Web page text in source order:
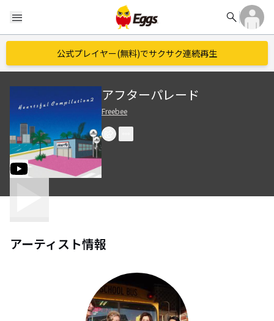
menu search
公式プレイヤー(無料)でサクサク連続再生
アフターパレード
Freebee
アーティスト情報